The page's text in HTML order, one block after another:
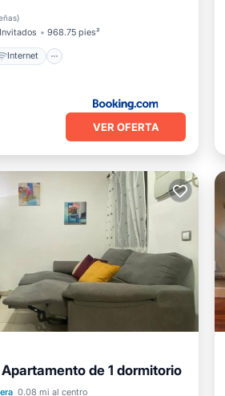
)
968.75 pies²
Internet
VER OFERTA
de 1 dormitorio
0.08 mi al centro
acondicionado